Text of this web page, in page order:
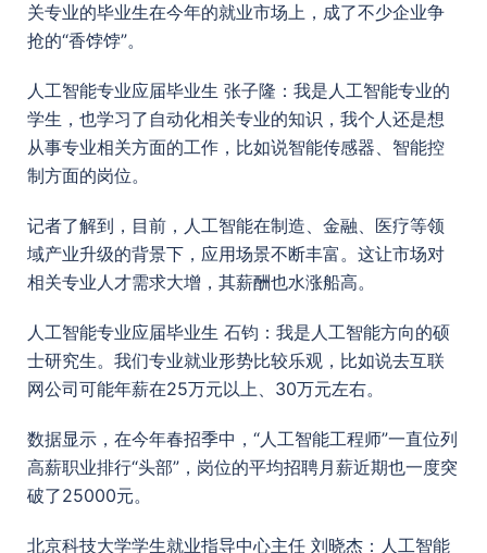
关专业的毕业生在今年的就业市场上，成了不少企业争
抢的“香饽饽”。
人工智能专业应届毕业生 张子隆：我是人工智能专业的
学生，也学习了自动化相关专业的知识，我个人还是想
从事专业相关方面的工作，比如说智能传感器、智能控
制方面的岗位。
记者了解到，目前，人工智能在制造、金融、医疗等领
域产业升级的背景下，应用场景不断丰富。这让市场对
相关专业人才需求大增，其薪酬也水涨船高。
人工智能专业应届毕业生 石钧：我是人工智能方向的硕
士研究生。我们专业就业形势比较乐观，比如说去互联
网公司可能年薪在25万元以上、30万元左右。
数据显示，在今年春招季中，“人工智能工程师”一直位列
高薪职业排行“头部”，岗位的平均招聘月薪近期也一度突
破了25000元。
北京科技大学学生就业指导中心主任 刘晓杰：人工智能